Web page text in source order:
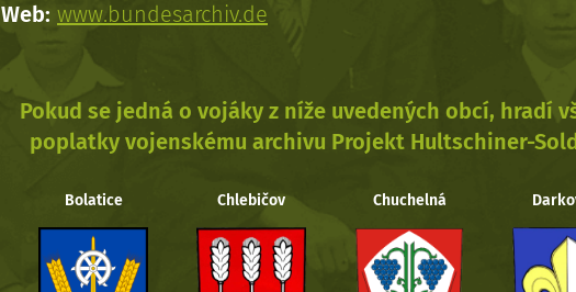
Web: www.bundesarchiv.de
Pokud se jedná o vojáky z níže uvedených obcí, hradí
poplatky vojenskému archivu Projekt Hultschiner-
Bolatice Chlebičov Chuchelná